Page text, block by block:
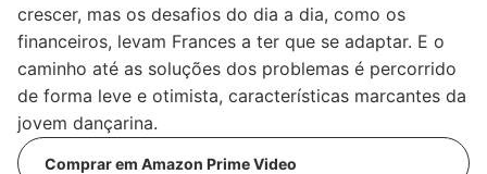
crescer, mas os desafios do dia a dia, como os
financeiros, levam Frances a ter que se adaptar. E o
caminho até as soluções dos problemas é percorrido
de forma leve e otimista, características marcantes da
jovem dançarina.
Comprar em Amazon Prime Video